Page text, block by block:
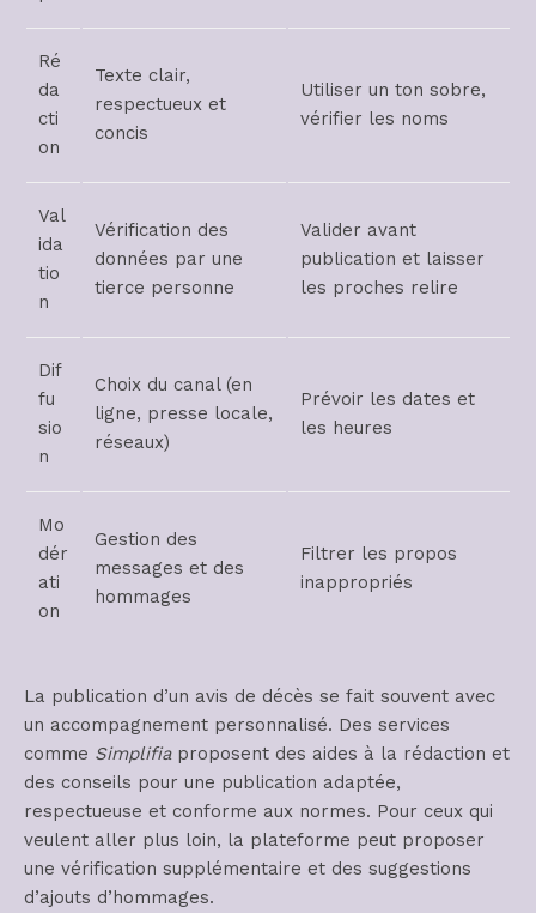
Ré
da
cti
on
Texte clair,
respectueux et
concis
Utiliser un ton sobre,
vérifier les noms
Val
ida
tio
n
Vérification des
données par une
tierce personne
Valider avant
publication et laisser
les proches relire
Dif
fu
sio
n
Choix du canal (en
ligne, presse locale,
réseaux)
Prévoir les dates et
les heures
Mo
dér
ati
on
Gestion des
messages et des
hommages
Filtrer les propos
inappropriés
La publication d’un avis de décès se fait souvent avec
un accompagnement personnalisé. Des services
comme Simplifiaproposent des aides à la rédaction et
des conseils pour une publication adaptée,
respectueuse et conforme aux normes. Pour ceux qui
veulent aller plus loin, la plateforme peut proposer
une vérification supplémentaire et des suggestions
d’ajouts d’hommages.